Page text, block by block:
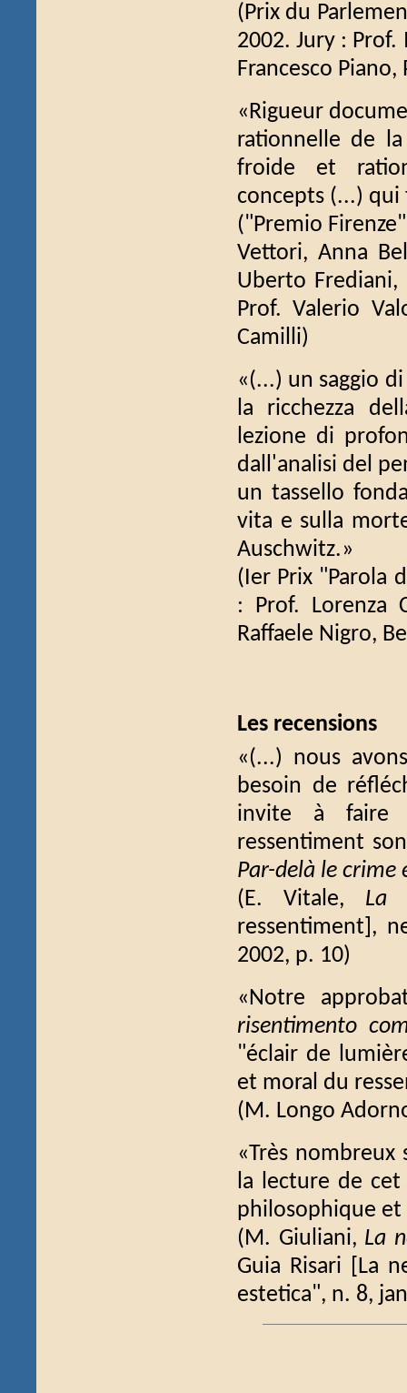
(Prix du
2002. Jury :
Francesco
«Rigueur
rationnelle de
froide et
concepts (...) qui
("Premio
Vettori, Anna
Uberto Frediani,
Prof. Valerio
Camilli)
«(...) un saggio
la ricchezza
lezione di
dall'analisi del
un tassello
vita e sulla
Auschwitz.»
(Ier Prix "Parola
: Prof. Lorenza
Raffaele Nigro,
Les recensions
«(...) nous
besoin de
invite à faire
ressentiment
Par-delà le crime
(E. Vitale, La
ressentiment],
2002, p. 10)
«Notre
risentimento
"éclair de
et moral du
(M. Longo
«Très
la lecture de
philosophique et
(M. Giuliani, La
Guia Risari [La
estetica", n. 8,